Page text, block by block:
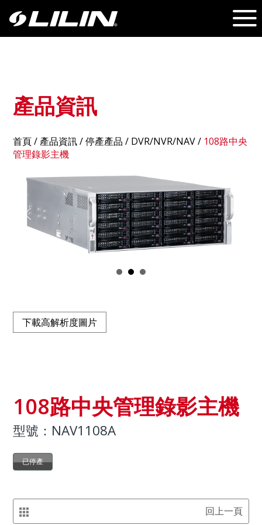
產品資訊
首頁/產品資訊/ 停產產品 / DVR/NVR/NAV/ 108路中央
管理錄影主機
下載高解析度圖片
108路中央管理錄影主機
型號：NAV1108A
已停產
回上一頁